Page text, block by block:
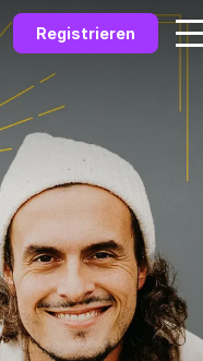
Registrieren